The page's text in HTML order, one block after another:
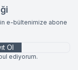
e-bültenimize abone
Ol
ediyorum.